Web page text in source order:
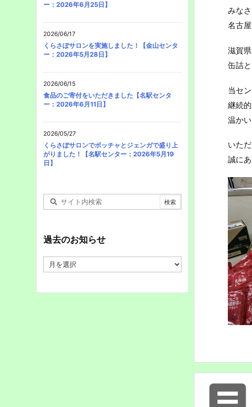
みな
名古
滋賀
缶詰
当セ
継続
温か
いた
誠に
ー：2026年6月25日】
2026/06/17
くらさぽサロンを実施しました！【金山センタ
ー：2026年5月28日】
2026/06/15
食品のご寄付をいただきました【名駅センタ
ー：2026年6月11日】
2026/05/27
くらさぽサロンでボッチャとジェンガで盛り上
がりました！【名駅センター：2026年5月19
日】
過去のお知らせ
去